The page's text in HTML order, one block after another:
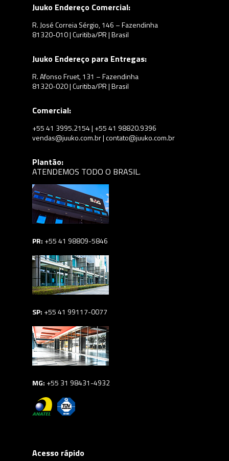
Juuko Endereço Comercial:
R. José Correia Sérgio, 146 – Fazendinha
81320-010 | Curitiba/PR | Brasil
Juuko Endereço para Entregas:
R. Afonso Fruet, 131 – Fazendinha
81320-020 | Curitiba/PR | Brasil
Comercial:
+55 41 3995.2154 | +55 41 98820.9396
vendas@juuko.com.br | contato@juuko.com.br
Plantão:
ATENDEMOS TODO O BRASIL.
PR: +55 41 98809-5846
SP: +55 41 99117-0077
MG: +55 31 98431-4932
Acesso rápido